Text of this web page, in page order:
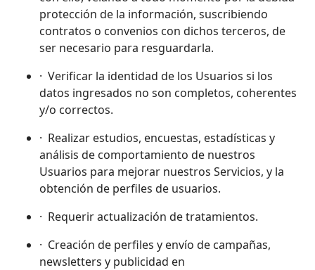
protección de la información, suscribiendo
contratos o convenios con dichos terceros, de
ser necesario para resguardarla.
· Verificar la identidad de los Usuarios si los
datos ingresados no son completos, coherentes
y/o correctos.
· Realizar estudios, encuestas, estadísticas y
análisis de comportamiento de nuestros
Usuarios para mejorar nuestros Servicios, y la
obtención de perfiles de usuarios.
· Requerir actualización de tratamientos.
· Creación de perfiles y envío de campañas,
newsletters y publicidad en